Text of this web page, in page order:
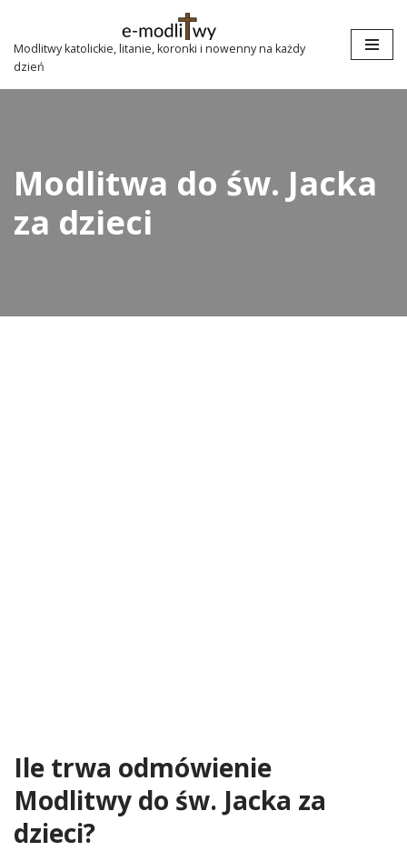
Przejdź
do
treści
Modlitwy katolickie, litanie, koronki i nowenny na każdy
dzień
Modlitwa do św. Jacka
za dzieci
Ile trwa odmówienie
Modlitwy do św. Jacka za
dzieci?